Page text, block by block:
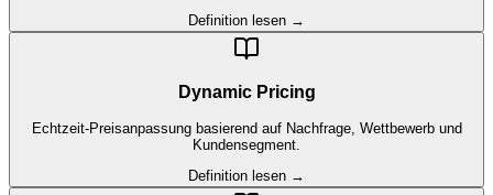
Definition lesen →
Dynamic Pricing
Echtzeit-Preisanpassung basierend auf Nachfrage, Wettbewerb und
Kundensegment.
Definition lesen →